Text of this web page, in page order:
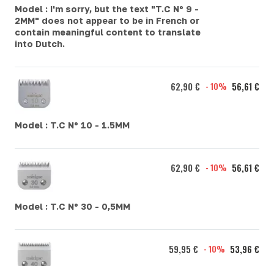
Model : I'm sorry, but the text "T.C Nº 9 -
2MM" does not appear to be in French or
contain meaningful content to translate
into Dutch.
Model : T.C Nº 10 - 1.5MM
62,90 € - 10% 56,61 €
Model : T.C Nº 30 - 0,5MM
62,90 € - 10% 56,61 €
59,95 € - 10% 53,96 €